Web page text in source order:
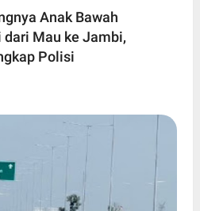
Anak Bawah
dari Mau ke Jambi,
Polisi